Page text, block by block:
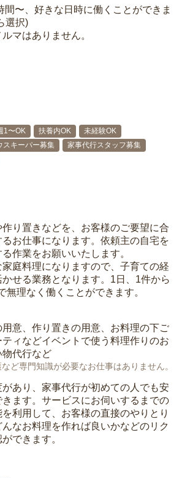
間〜、好きな日時に働くことができま
選択)
マはありません。
1〜OK 扶養内OK
未経験OK
スキーパー募集
家事代行スタッフ募集
り置きなどを、お客様のご要望に合
お仕事になります。依頼主の自宅を
作業をお願いいたします。
庭料理になりますので、子育ての経
せる業務となります。1日、1件から
無理なく働くことができます。
意、作り置きの用意、お料理の下ご
ィなどイベントで使う料理作りのお
代行など
ど専門知識が必要なお仕事はありません。
あり、家事代行が初めての人でも安
ます。サービスにお伺いするまでの
利用して、お客様の直接のやりとり
なお料理を作れば良いかなどのリク
できます。